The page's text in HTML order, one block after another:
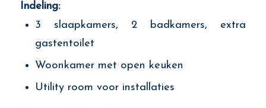
Indeling:
3 slaapkamers, 2 badkamers, extra
gastentoilet
Woonkamer met open keuken
Utility room voor installaties